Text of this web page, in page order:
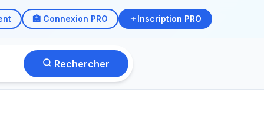
🏥 Connexion PRO Inscription PRO
Rechercher